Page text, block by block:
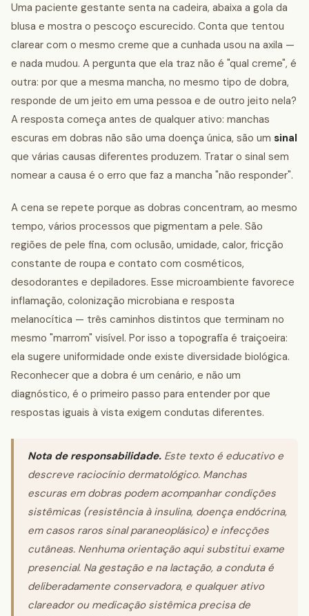
Uma paciente gestante senta na cadeira, abaixa a gola da
blusa e mostra o pescoço escurecido. Conta que tentou
clarear com o mesmo creme que a cunhada usou na axila —
e nada mudou. A pergunta que ela traz não é "qual creme", é
outra: por que a mesma mancha, no mesmo tipo de dobra,
responde de um jeito em uma pessoa e de outro jeito nela?
A resposta começa antes de qualquer ativo: manchas
escuras em dobras não são uma doença única, são um sinal
que várias causas diferentes produzem. Tratar o sinal sem
nomear a causa é o erro que faz a mancha "não responder".
A cena se repete porque as dobras concentram, ao mesmo
tempo, vários processos que pigmentam a pele. São
regiões de pele fina, com oclusão, umidade, calor, fricção
constante de roupa e contato com cosméticos,
desodorantes e depiladores. Esse microambiente favorece
inflamação, colonização microbiana e resposta
melanocítica — três caminhos distintos que terminam no
mesmo "marrom" visível. Por isso a topografia é traiçoeira:
ela sugere uniformidade onde existe diversidade biológica.
Reconhecer que a dobra é um cenário, e não um
diagnóstico, é o primeiro passo para entender por que
respostas iguais à vista exigem condutas diferentes.
Nota de responsabilidade. Este texto é educativo e
descreve raciocínio dermatológico. Manchas
escuras em dobras podem acompanhar condições
sistêmicas (resistência à insulina, doença endócrina,
em casos raros sinal paraneoplásico) e infecções
cutâneas. Nenhuma orientação aqui substitui exame
presencial. Na gestação e na lactação, a conduta é
deliberadamente conservadora, e qualquer ativo
clareador ou medicação sistêmica precisa de